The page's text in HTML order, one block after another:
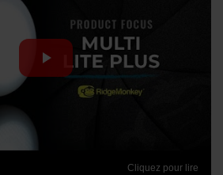
Cliquez pour lire